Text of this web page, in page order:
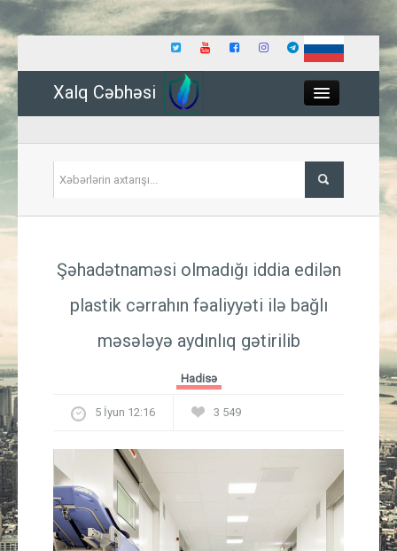
Xalq Cəbhəsi
İqtisadiyyat
Güney Azərbaycan
Şəhadətnaməsi olmadığı iddia edilən
plastik cərrahın fəaliyyəti ilə bağlı
məsələyə aydınlıq gətirilib
Hadisə
5 İyun 12:16 3 549